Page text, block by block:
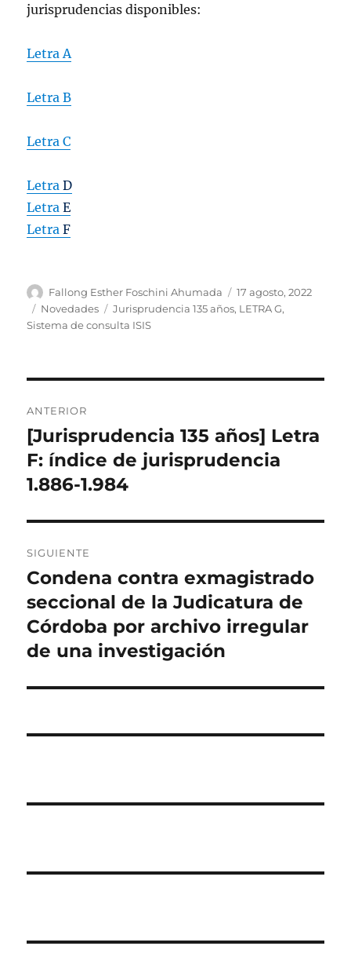
jurisprudencias disponibles:
Letra A
Letra B
Letra C
Letra D
Letra E
Letra F
Autor
Fallong Esther Foschini Ahumada
Publicado
el
17 agosto, 2022
Categorías
Novedades Etiquetas
Jurisprudencia 135 años, LETRA G,
Sistema de consulta ISIS
de
entradas
ANTERIOR
Entrada
anterior:
[Jurisprudencia 135 años] Letra
F: índice de jurisprudencia
1.886-1.984
SIGUIENTE
Entrada
siguiente:
Condena contra exmagistrado
seccional de la Judicatura de
Córdoba por archivo irregular
de una investigación